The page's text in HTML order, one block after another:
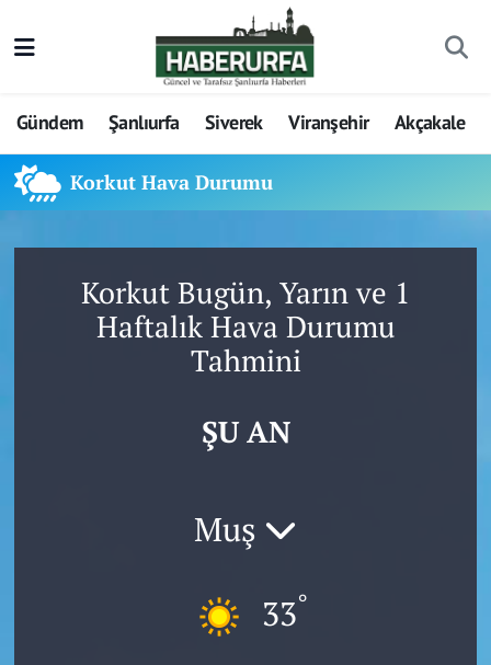
Gündem Şanlıurfa Siverek Viranşehir Akçakale
Korkut Hava Durumu
Korkut Bugün, Yarın ve 1
Haftalık Hava Durumu
Tahmini
ŞU AN
Muş
33°